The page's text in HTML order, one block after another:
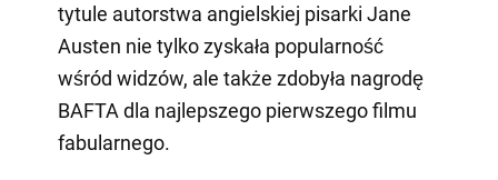
tytule autorstwa angielskiej pisarki Jane
Austen nie tylko zyskała popularność
wśród widzów, ale także zdobyła nagrodę
BAFTA dla najlepszego pierwszego filmu
fabularnego.